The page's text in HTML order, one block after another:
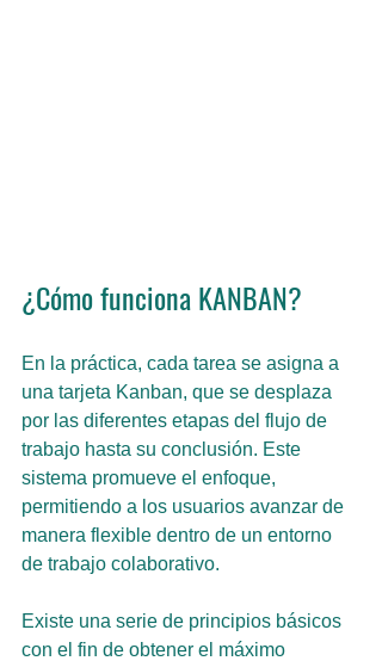
¿Cómo funciona KANBAN?
En la práctica, cada tarea se asigna a
una tarjeta Kanban, que se desplaza
por las diferentes etapas del flujo de
trabajo hasta su conclusión. Este
sistema promueve el enfoque,
permitiendo a los usuarios avanzar de
manera flexible dentro de un entorno
de trabajo colaborativo.
Existe una serie de principios básicos
con el fin de obtener el máximo